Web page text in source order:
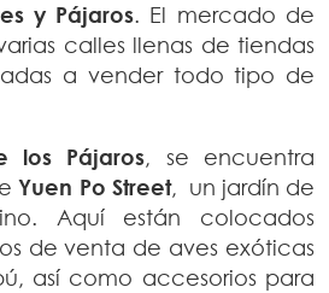
y Pájaros. El mercado de
calles llenas de tiendas
a vender todo tipo de
los Pájaros, se encuentra
Yuen Po Street, un jardín de
Aquí están colocados
de venta de aves exóticas
así como accesorios para